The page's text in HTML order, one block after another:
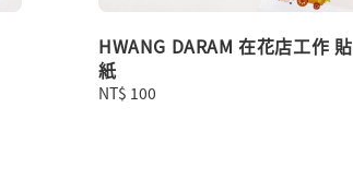
HWANG DARAM 在花店工作 貼
紙
Regular
NT$ 100